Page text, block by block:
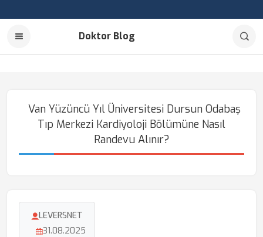
Doktor Blog
Van Yüzüncü Yıl Üniversitesi Dursun Odabaş
Tıp Merkezi Kardiyoloji Bölümüne Nasıl
Randevu Alınır?
LEVERSNET
31.08.2025